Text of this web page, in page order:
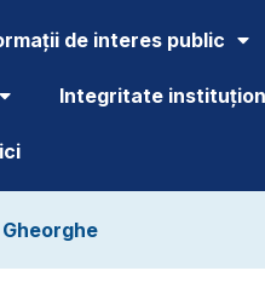
de interes public
Integritate